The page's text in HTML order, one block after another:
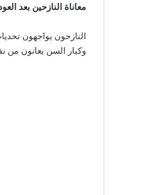
معاناة النازحين بعد
النازحون يواجهون
وكبار السن يعانون من